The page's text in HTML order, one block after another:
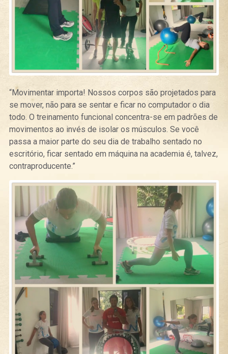
“Movimentar importa! Nossos corpos são projetados para
se mover, não para se sentar e ficar no computador o dia
todo. O treinamento funcional concentra-se em padrões de
movimentos ao invés de isolar os músculos. Se você
passa a maior parte do seu dia de trabalho sentado no
escritório, ficar sentado em máquina na academia é, talvez,
contraproducente.”